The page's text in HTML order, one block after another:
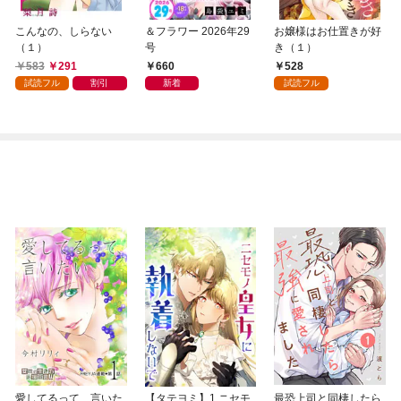
こんなの、しらない
（１）
583
291
試読フル 割引
＆フラワー 2026年29
号
660
新着
お嬢様はお仕置きが好
き（１）
528
試読フル